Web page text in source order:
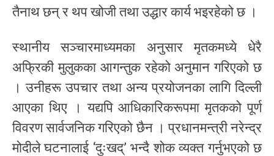
तैनाथ छन् र थप खोजी तथा उद्धार कार्य भइरहेको छ ।
स्थानीय सञ्चारमाध्यमका अनुसार मृतकमध्ये धेरै
अफ्रिकी मुलुकका आगन्तुक रहेको अनुमान गरिएको छ
। उनीहरू उपचार तथा अन्य प्रयोजनका लागि दिल्ली
आएका थिए । यद्यपि आधिकारिकरूपमा मृतकको पूर्ण
विवरण सार्वजनिक गरिएको छैन । प्रधानमन्त्री नरेन्द्र
मोदीले घटनालाई ‘दुःखद्’ भन्दै शोक व्यक्त गर्नुभएको छ